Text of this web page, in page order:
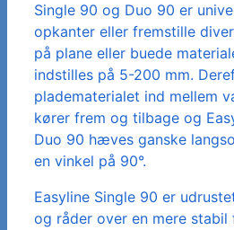
Single 90 og Duo 90 er
opkanter eller fremstille
på plane eller buede
indstilles på 5-200 mm.
pladematerialet ind mellem
kører frem og tilbage og
Duo 90 hæves ganske
en vinkel på 90°.
Easyline Single 90 er
og råder over en mere stabil